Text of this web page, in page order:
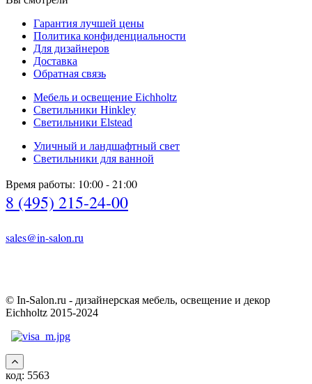
Гарантия лучшей цены
Политика конфиденциальности
Для дизайнеров
Доставка
Обратная связь
Мебель и освещение Eichholtz
Светильники Hinkley
Светильники Elstead
Уличный и ландшафтный свет
Светильники для ванной
Время работы: 10:00 - 21:00
8 (495) 215-24-00
sales@in-salon.ru
© In-Salon.ru - дизайнерская мебель, освещение и декор
Eichholtz 2015-2024
код: 5563